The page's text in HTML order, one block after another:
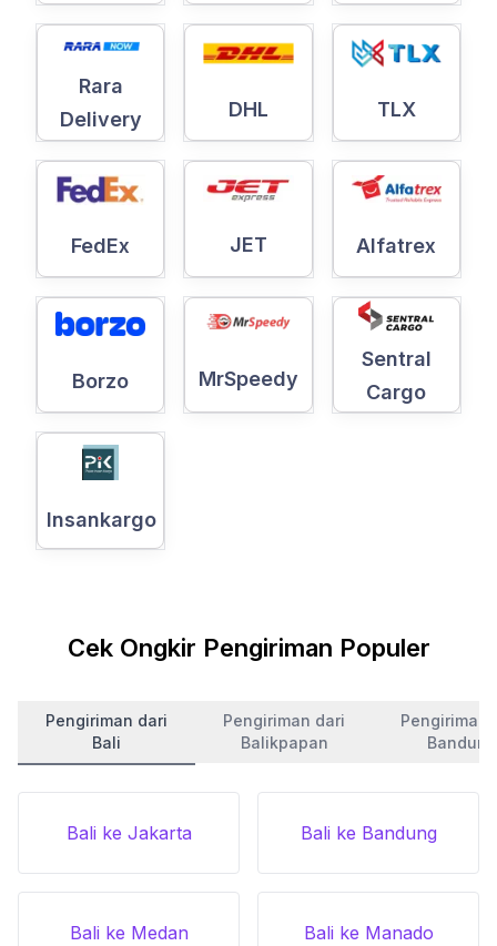
Rara
Delivery
DHL TLX
FedEx JET Alfatrex
Borzo MrSpeedy
Sentral
Cargo
Insankargo
Cek Ongkir Pengiriman Populer
Pengiriman dari
Bali
Pengiriman dari
Balikpapan
Pengiriman
Bandung
Bali ke Jakarta Bali ke Bandung
Bali ke Medan Bali ke Manado